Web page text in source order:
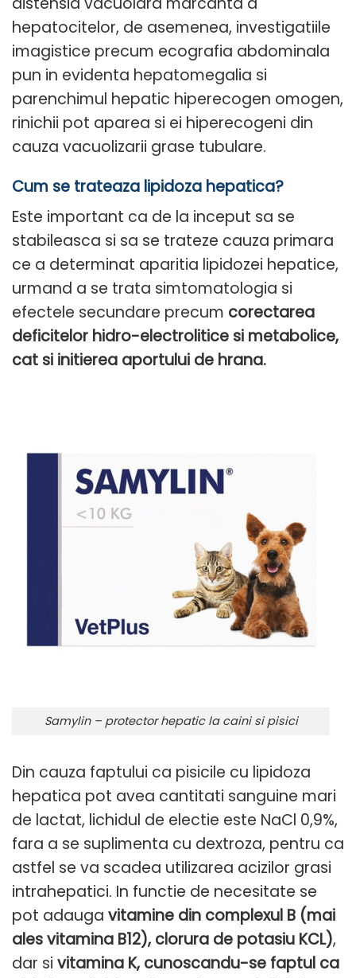
hepatocitelor, de asemenea, investigatiile
imagistice precum ecografia abdominala
pun in evidenta hepatomegalia si
parenchimul hepatic hiperecogen omogen,
rinichii pot aparea si ei hiperecogeni din
cauza vacuolizarii grase tubulare.
Cum se trateaza lipidoza hepatica?
Este important ca de la inceput sa se
stabileasca si sa se trateze cauza primara
ce a determinat aparitia lipidozei hepatice,
urmand a se trata simtomatologia si
efectele secundare precum corectarea
deficitelor hidro-electrolitice si metabolice,
cat si initierea aportului de hrana.
Samylin – protector hepatic la caini si pisici
Din cauza faptului ca pisicile cu lipidoza
hepatica pot avea cantitati sanguine mari
de lactat, lichidul de electie este NaCl 0,9%,
fara a se suplimenta cu dextroza, pentru ca
astfel se va scadea utilizarea acizilor grasi
intrahepatici. In functie de necesitate se
pot adauga vitamine din complexul B (mai
ales vitamina B12), clorura de potasiu KCL),
dar si vitamina K, cunoscandu-se faptul ca